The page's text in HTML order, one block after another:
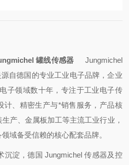
罐线传感器 Jungmichel
自德国的专业工业电子品牌，企业
子领域数十年，专注于工业电子传
计、精密生产与*销售服务，产品核
产、金属板加工等主流工业行业，
域备受信赖的核心配套品牌。
淀，德国 Jungmichel 传感器及控